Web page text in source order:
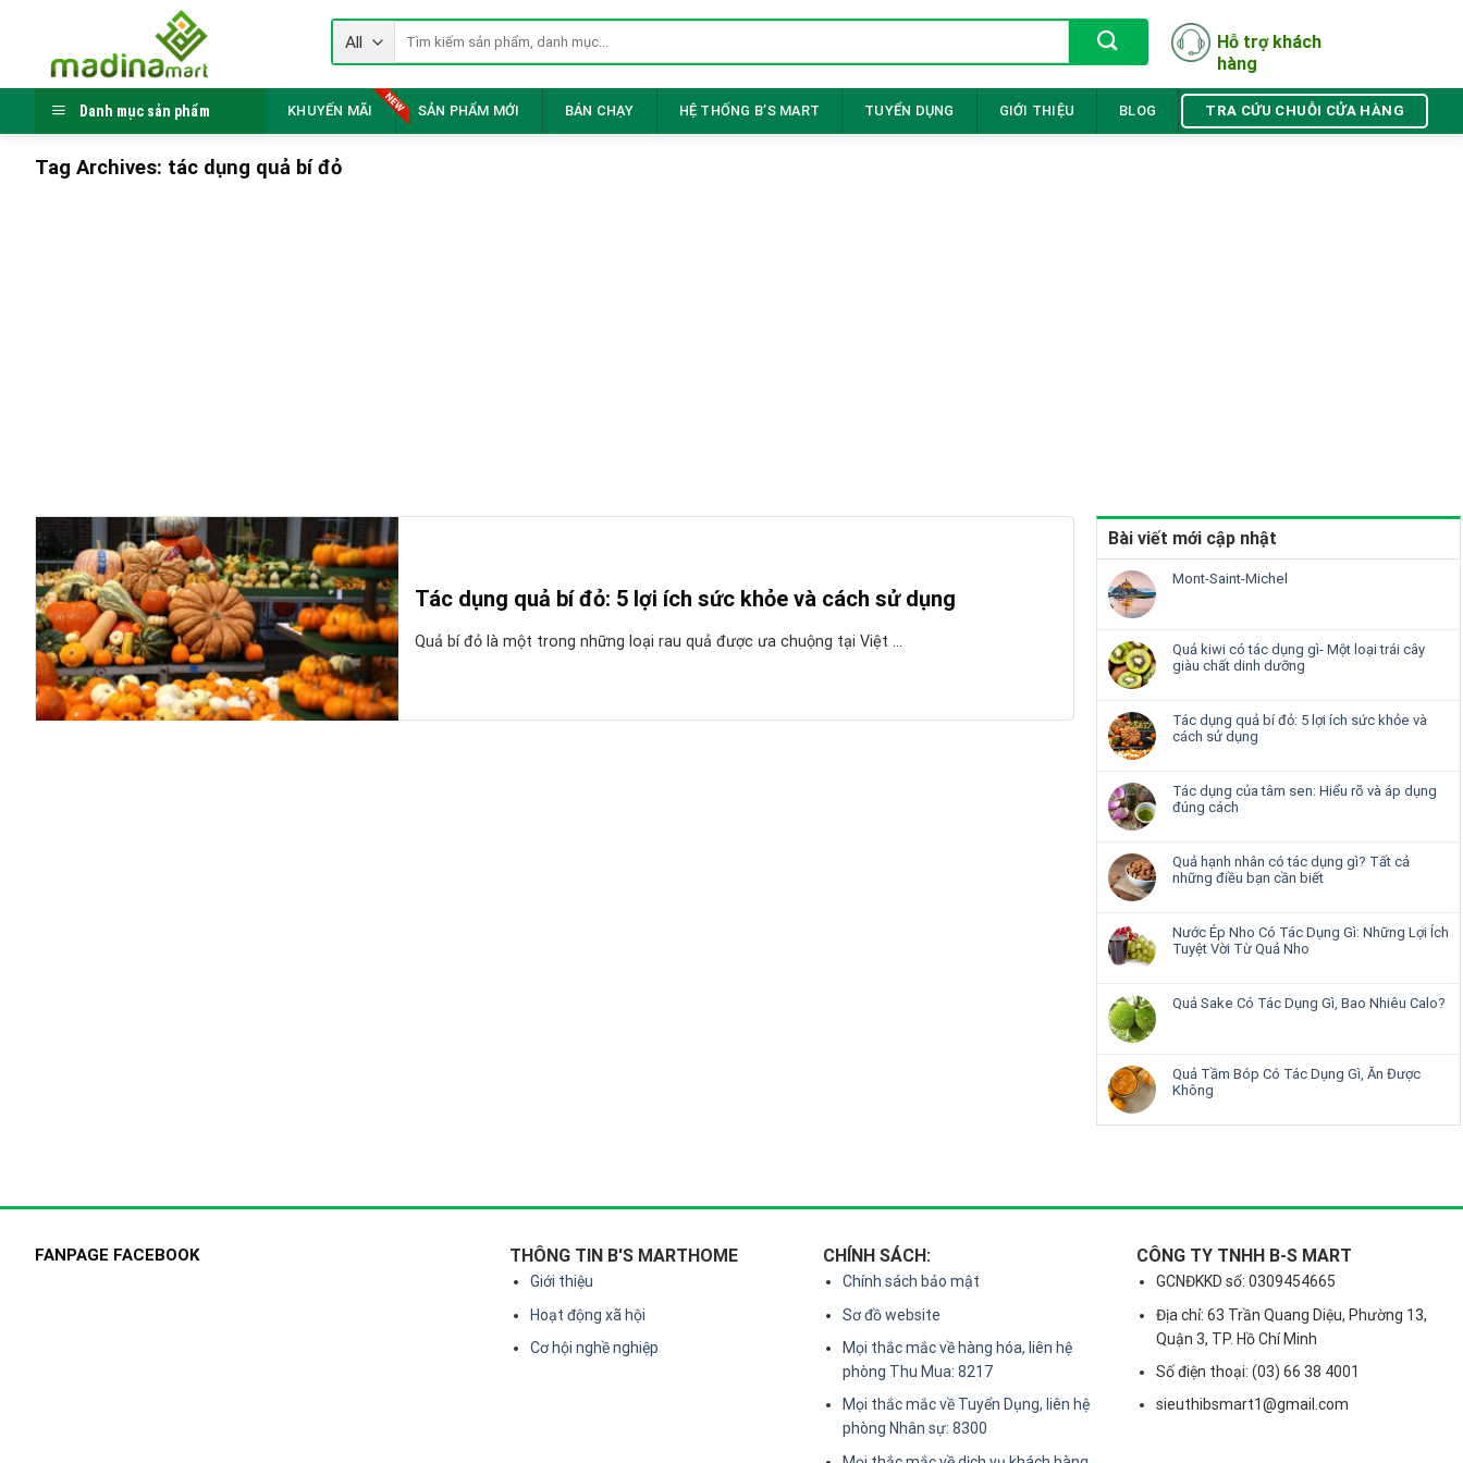
content
Tìm
Hỗ trợ khách
hàng
Danh mục sản phẩm KHUYẾN MÃI SẢN PHẨM MỚI BÁN CHẠY HỆ THỐNG B’S MART TUYỂN DỤNG GIỚI THIỆU BLOG TRA CỨU CHUỖI CỬA HÀNG
Tag Archives: tác dụng quả bí đỏ
Tác dụng quả bí đỏ: 5 lợi ích sức khỏe và cách sử dụng
Quả bí đỏ là một trong những loại rau quả được ưa chuộng tại Việt ...
Bài viết mới cập nhật
Mont-Saint-Michel
Quả kiwi có tác dụng gì- Một loại trái cây
giàu chất dinh dưỡng
Tác dụng quả bí đỏ: 5 lợi ích sức khỏe và
cách sử dụng
Tác dụng của tâm sen: Hiểu rõ và áp dụng
đúng cách
Quả hạnh nhân có tác dụng gì? Tất cả
những điều bạn cần biết
Nước Ép Nho Có Tác Dụng Gì: Những Lợi Ích
Tuyệt Vời Từ Quả Nho
Quả Sake Có Tác Dụng Gì, Bao Nhiêu Calo?
Quả Tầm Bóp Có Tác Dụng Gì, Ăn Được
Không
FANPAGE FACEBOOK THÔNG TIN B'S MARTHOME
Giới thiệu
Hoạt động xã hội
Cơ hội nghề nghiệp
CHÍNH SÁCH:
Chính sách bảo mật
Sơ đồ website
Mọi thắc mắc về hàng hóa, liên hệ
phòng Thu Mua: 8217
Mọi thắc mắc về Tuyển Dụng, liên hệ
phòng Nhân sự: 8300
CÔNG TY TNHH B-S MART
GCNĐKKD số: 0309454665
Địa chỉ: 63 Trần Quang Diệu, Phường 13,
Quận 3, TP. Hồ Chí Minh
Số điện thoại: (03) 66 38 4001
sieuthibsmart1@gmail.com